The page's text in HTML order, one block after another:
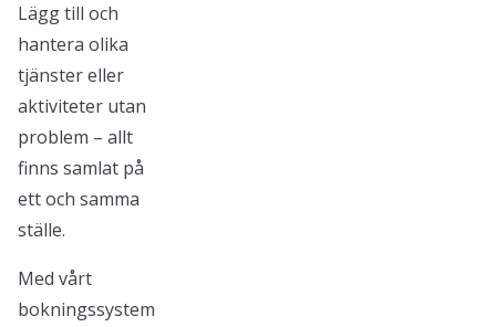
Lägg till och
hantera olika
tjänster eller
aktiviteter utan
problem – allt
finns samlat på
ett och samma
ställe.
Med vårt
bokningssystem